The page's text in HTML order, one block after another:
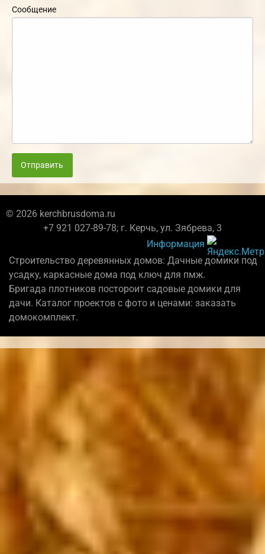
Сообщение
Отправить
© 2026 kerchbrusdoma.ru
+7 921 027-89-78; г. Керчь, ул. Зябрева, 3
Информация
Строительство деревянных домов: Дачные домики под
усадку, каркасные дома под ключ для пмж.
Бригада плотников постороит садовые домики для
дачи. Каталог проектов с фото и ценами: заказать
домокомплект.